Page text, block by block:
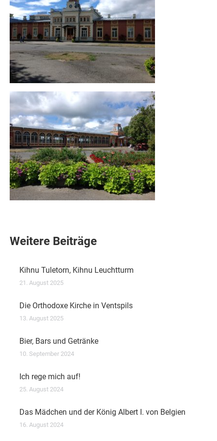
Weitere Beiträge
Kihnu Tuletorn, Kihnu Leuchtturm
21. August 2025
Die Orthodoxe Kirche in Ventspils
13. August 2025
Bier, Bars und Getränke
10. September 2024
Ich rege mich auf!
25. August 2024
Das Mädchen und der König Albert I. von Belgien
16. August 2024